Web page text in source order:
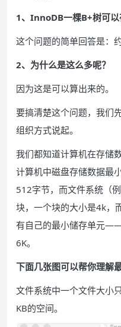
1、InnoDB一棵B+树可以
这个问题的简单回答是：
2、为什么是这么多呢？
因为这是可以算出来的。
要搞清楚这个问题，我们
组织方式说起。
我们都知道计算机在存储
计算机中磁盘存储数据最
512字节，而文件系统（
块，一个块的大小是4k，
有自己的最小储存单元
6K。
下面几张图可以帮你理解
文件系统中一个文件大小
KB的空间。